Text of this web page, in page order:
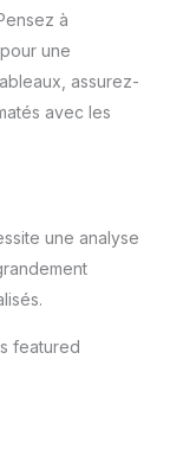
à
une
assurez-
avec les
une analyse
featured